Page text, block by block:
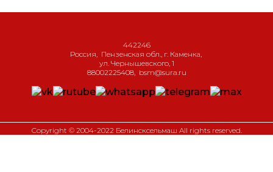
442246
Россия
Пензенская обл., г. Каменка
ул. Чернышевского, 1
88002225408, bsm@sura.ru
Copyright © 2004-2022 Белинсксельмаш All rights reserved.